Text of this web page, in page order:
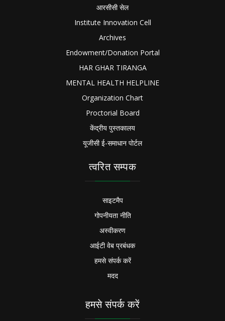
आरसीसी सेल
Institute Innovation Cell
Archives
Endowment/Donation Portal
HAR GHAR TIRANGA
MENTAL HEALTH HELPLINE
Organization Chart
Proctorial Board
केंद्रीय पुस्तकालय
यूजीसी ई-समाधान पोर्टल
त्वरित सम्पक
साइटमैप
गोपनीयता नीति
अस्वीकरण
आईटी वेब प्रबंधक
हमसे संपर्क करें
मदद
हमसे संपर्क करें